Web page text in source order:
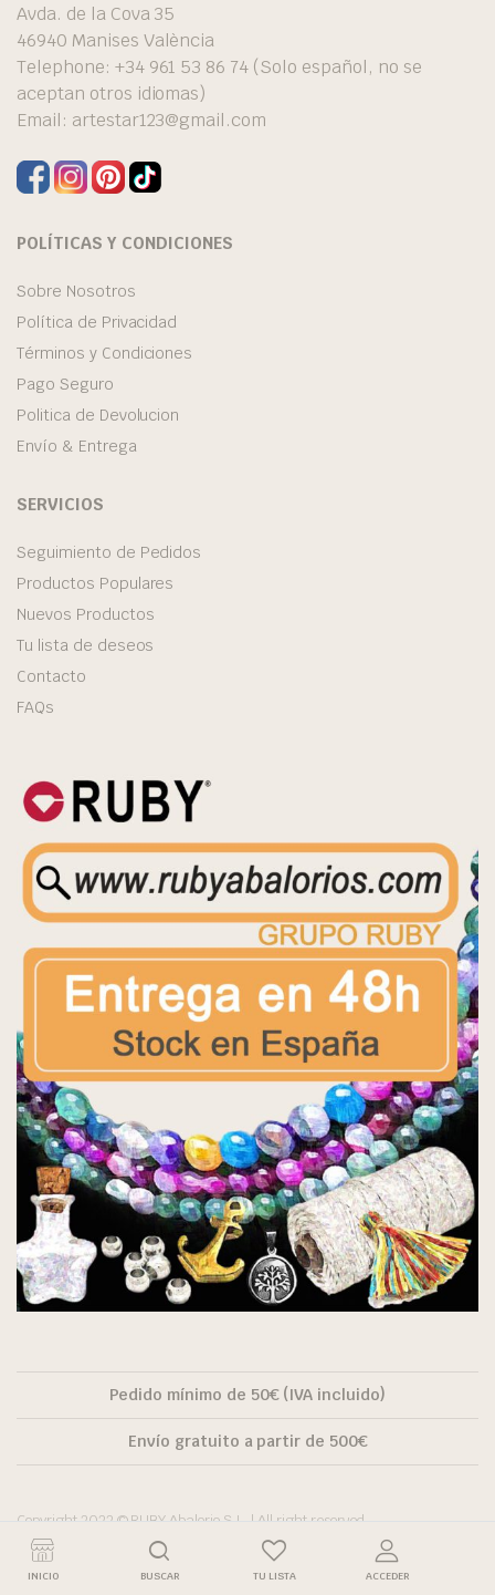
Avda. de la Cova 35
46940 Manises València
Telephone: +34 961 53 86 74 (Solo español, no se
aceptan otros idiomas)
Email: artestar123@gmail.com
POLÍTICAS Y CONDICIONES
Sobre Nosotros
Política de Privacidad
Términos y Condiciones
Pago Seguro
Politica de Devolucion
Envío & Entrega
SERVICIOS
Seguimiento de Pedidos
Productos Populares
Nuevos Productos
Tu lista de deseos
Contacto
FAQs
Pedido mínimo de 50€ (IVA incluido)
Envío gratuito a partir de 500€
Copyright 2022 © RUBY Abalorio S.L. | All right reserved.
INICIO BUSCAR TU LISTA ACCEDER